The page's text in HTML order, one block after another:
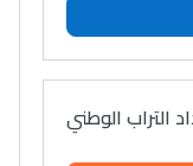
التراب الوطني